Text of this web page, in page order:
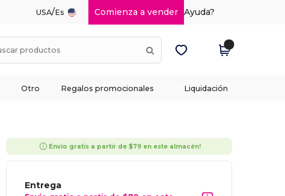
USA/Es Comienza a vender Ayuda?
Otro Regalos promocionales Liquidación
Envío gratis a partir de $79 en este almacén!
Entrega